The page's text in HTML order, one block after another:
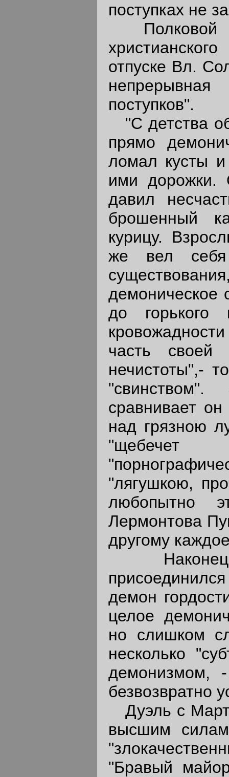
поступках не
Полковой
отпуске Вл.
поступков".
"С детства
прямо
ломал кусты
ими дорожки.
давил
брошенный
курицу.
же вел себя
демоническое
до
часть
нечистоты",-
сравнивает он
над грязною
"лягушкою,
любопытно
Лермонтова
другому
Наконец,
демон
целое
но слишком
несколько
демонизмом,
безвозвратно
Дуэль с
высшим
"Бравый